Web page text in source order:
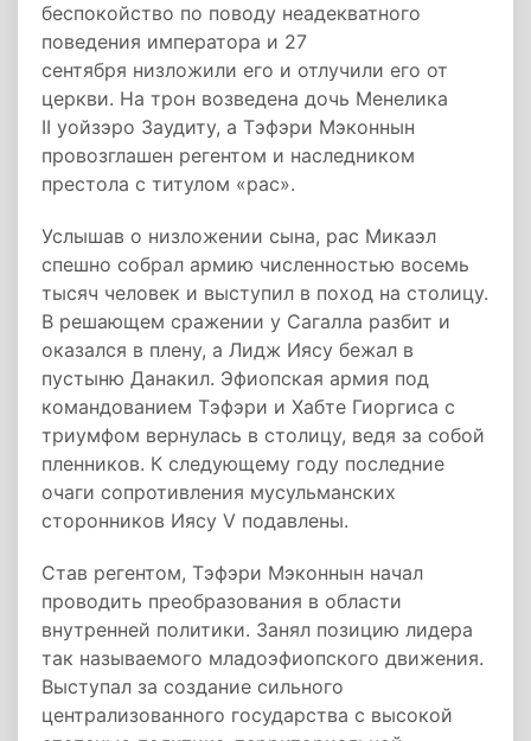
беспокойство по поводу неадекватного
поведения императора и 27
сентября низложили его и отлучили его от
церкви. На трон возведена дочь Менелика
II уойзэро Заудиту, а Тэфэри Мэконнын
провозглашен регентом и наследником
престола с титулом «рас».
Услышав о низложении сына, рас Микаэл
спешно собрал армию численностью восемь
тысяч человек и выступил в поход на столицу.
В решающем сражении у Сагалла разбит и
оказался в плену, а Лидж Иясу бежал в
пустыню Данакил. Эфиопская армия под
командованием Тэфэри и Хабте Гиоргиса с
триумфом вернулась в столицу, ведя за собой
пленников. К следующему году последние
очаги сопротивления мусульманских
сторонников Иясу V подавлены.
Став регентом, Тэфэри Мэконнын начал
проводить преобразования в области
внутренней политики. Занял позицию лидера
так называемого младоэфиопского движения.
Выступал за создание сильного
централизованного государства с высокой